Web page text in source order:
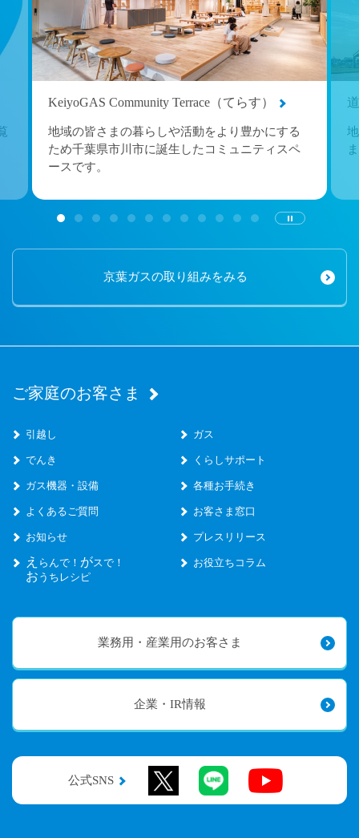
KeiyoGAS Community Terrace（てらす）
地域の皆さまの暮らしや活動をより豊かにする
ため千葉県市川市に誕生したコミュニティスペ
ースです。
京葉ガスの取り組みをみる
ご家庭のお客さま
引越し ガス
でんき くらしサポート
ガス機器・設備 各種お手続き
よくあるご質問 お客さま窓口
お知らせ プレスリリース
え らんで！ がスで！
お うちレシピ
お役立ちコラム
業務用・産業用のお客さま
企業・IR情報
公式SNS